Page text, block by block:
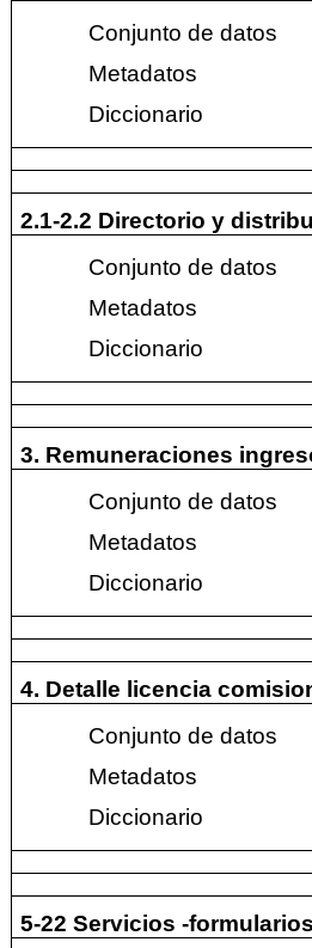
Conjunto de datos
Metadatos
Diccionario
2.1-2.2 Directorio y
Conjunto de datos
Metadatos
Diccionario
3. Remuneraciones
Conjunto de datos
Metadatos
Diccionario
4. Detalle licencia
Conjunto de datos
Metadatos
Diccionario
5-22 Servicios -